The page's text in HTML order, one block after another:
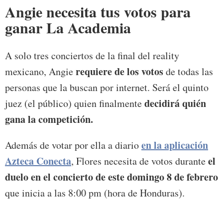
Angie necesita tus votos para
ganar La Academia
A solo tres conciertos de la final del reality
mexicano, Angierequiere de los votosde todas las
personas que la buscan por internet. Será el quinto
juez (el público) quien finalmentedecidirá quién
gana la competición.
Además de votar por ella a diarioen la aplicación
Azteca Conecta, Flores necesita de votos duranteel
duelo en el concierto de este domingo 8 de febrero
que inicia a las 8:00 pm (hora de Honduras).